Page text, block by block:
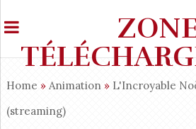
Home » Animation » L'Incroyable
(streaming)